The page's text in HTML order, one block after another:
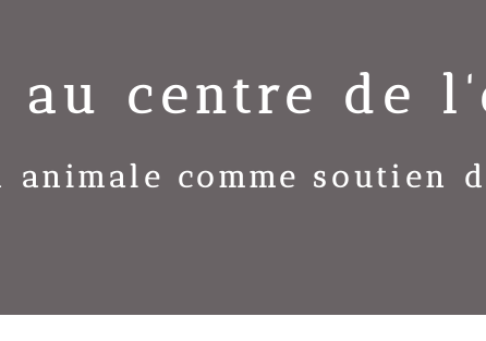
au centre de
animale comme soutien